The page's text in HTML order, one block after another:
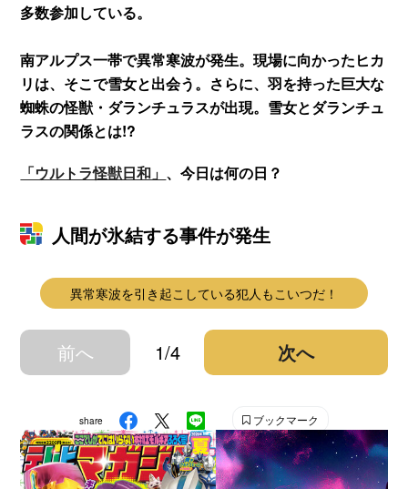
多数参加している。
南アルプス一帯で異常寒波が発生。現場に向かったヒカ
リは、そこで雪女と出会う。さらに、羽を持った巨大な
蜘蛛の怪獣・ダランチュラスが出現。雪女とダランチュ
ラスの関係とは!?
「ウルトラ怪獣日和」 、今日は何の日？
人間が氷結する事件が発生
異常寒波を引き起こしている犯人もこいつだ！
前へ 1/4 次へ
share ブックマーク